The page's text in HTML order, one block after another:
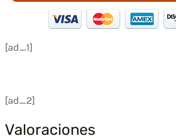
[ad_1]
[ad_2]
Valoraciones